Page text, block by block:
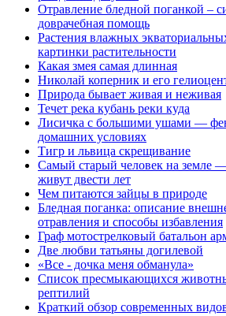
Отравление бледной поганкой –
доврачебная помощь
Растения влажных
картинки растительности
Какая змея самая длинная
Николай коперник и его
Природа бывает живая и неживая
Течет река кубань реки куда
Лисичка с большими ушами —
домашних условиях
Тигр и львица скрещивание
Самый старый человек на земле
живут двести лет
Чем питаются зайцы в природе
Бледная поганка: описание
отравления и способы избавления
Граф мотострелковый батальон
Две любви татьяны догилевой
«Все - дочка меня обманула»
Список пресмыкающихся
рептилий
Краткий обзор современных